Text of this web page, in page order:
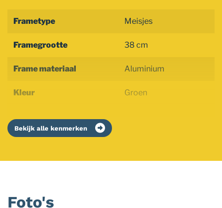
Frametype Meisjes
Framegrootte 38 cm
Frame materiaal Aluminium
Kleur Groen
Bekijk alle kenmerken
Foto's